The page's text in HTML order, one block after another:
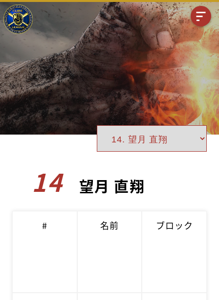
14 望月 直翔
# 名前 ブロック